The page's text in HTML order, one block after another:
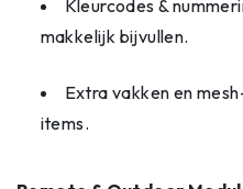
Kleurcodes &
makkelijk bijvullen.
Extra vakken en
items.